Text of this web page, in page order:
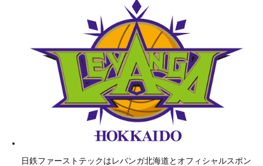
日鉄ファーストテックはレバンガ北海道とオフィシャルスポン